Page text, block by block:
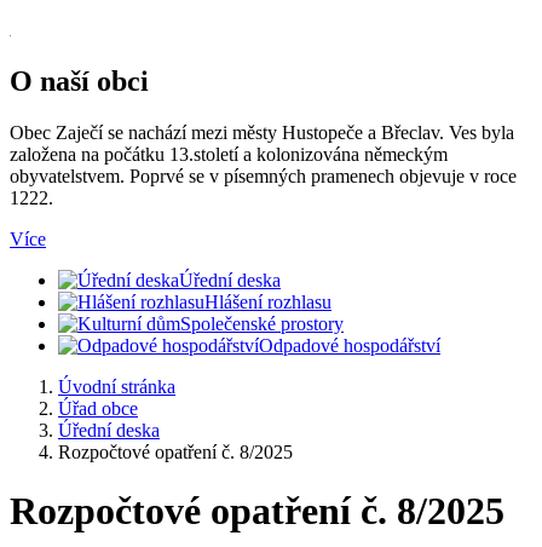
O naší obci
Obec Zaječí se nachází mezi městy Hustopeče a Břeclav. Ves byla
založena na počátku 13.století a kolonizována německým
obyvatelstvem. Poprvé se v písemných pramenech objevuje v roce
1222.
Více
Úřední deska
Hlášení rozhlasu
Společenské prostory
Odpadové hospodářství
Úvodní stránka
Úřad obce
Úřední deska
Rozpočtové opatření č. 8/2025
Rozpočtové opatření č. 8/2025